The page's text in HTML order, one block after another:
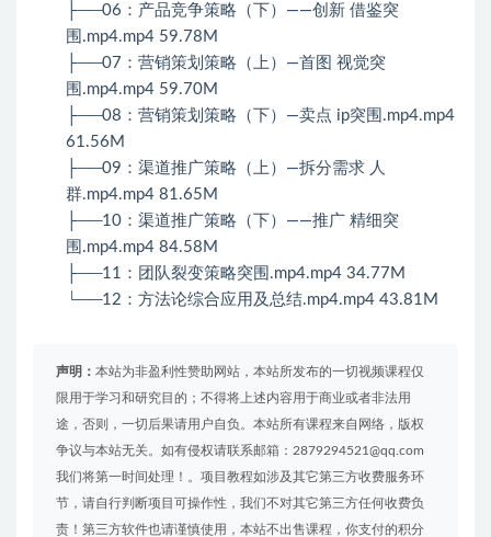
├──06：产品竞争策略（下）——创新 借鉴突
围.mp4.mp4 59.78M
├──07：营销策划策略（上）—首图 视觉突
围.mp4.mp4 59.70M
├──08：营销策划策略（下）—卖点 ip突围.mp4.mp4
61.56M
├──09：渠道推广策略（上）—拆分需求 人
群.mp4.mp4 81.65M
├──10：渠道推广策略（下）——推广 精细突
围.mp4.mp4 84.58M
├──11：团队裂变策略突围.mp4.mp4 34.77M
└──12：方法论综合应用及总结.mp4.mp4 43.81M
声明： 本站为非盈利性赞助网站，本站所发布的一切视频课程仅
限用于学习和研究目的；不得将上述内容用于商业或者非法用
途，否则，一切后果请用户自负。本站所有课程来自网络，版权
争议与本站无关。如有侵权请联系邮箱：2879294521@qq.com
我们将第一时间处理！。项目教程如涉及其它第三方收费服务环
节，请自行判断项目可操作性，我们不对其它第三方任何收费负
责！第三方软件也请谨慎使用，本站不出售课程，你支付的积分